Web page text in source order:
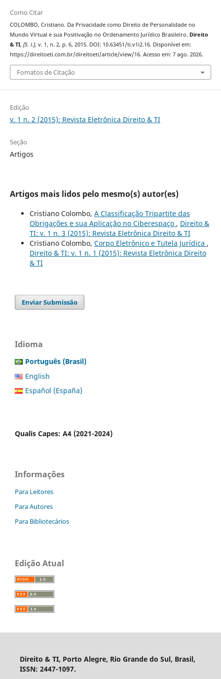
Como Citar
COLOMBO, Cristiano. Da Privacidade como Direito de Personalidade no
Mundo Virtual e sua Positivação no Ordenamento Jurídico Brasileiro. Direito
& TI, [S. l.], v. 1, n. 2, p. 6, 2015. DOI: 10.63451/ti.v1i2.16. Disponível em:
https://direitoeti.com.br/direitoeti/article/view/16. Acesso em: 7 ago. 2026.
Fomatos de Citação
Edição
v. 1 n. 2 (2015): Revista Eletrônica Direito & TI
Seção
Artigos
Artigos mais lidos pelo mesmo(s) autor(es)
Cristiano Colombo, A Classificação Tripartite das
Obrigações e sua Aplicação no Ciberespaço , Direito &
TI: v. 1 n. 3 (2015): Revista Eletrônica Direito & TI
Cristiano Colombo, Corpo Eletrônico e Tutela Jurídica ,
Direito & TI: v. 1 n. 1 (2015): Revista Eletrônica Direito
& TI
Enviar Submissão
Idioma
Português (Brasil)
English
Español (España)
Qualis Capes: A4 (2021-2024)
Informações
Para Leitores
Para Autores
Para Bibliotecários
Edição Atual
Direito & TI, Porto Alegre, Rio Grande do Sul, Brasil,
ISSN: 2447-1097.